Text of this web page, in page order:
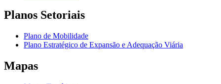
Planos Setoriais
Plano de Mobilidade
Plano Estratégico de Expansão e Adequação Viária
Mapas